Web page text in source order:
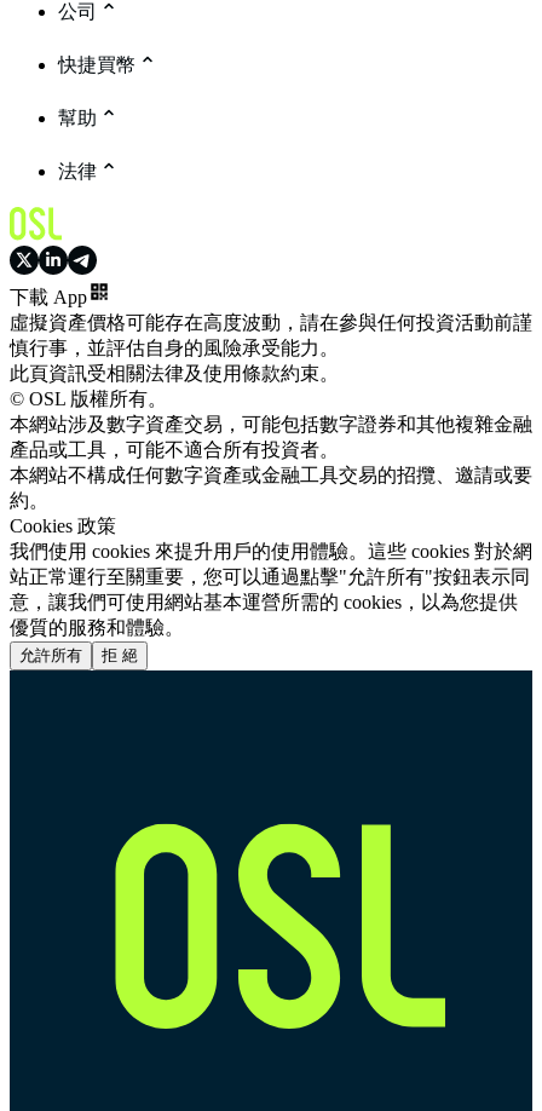
公司
快捷買幣
幫助
法律
下載 App
虛擬資產價格可能存在高度波動，請在參與任何投資活動前謹
慎行事，並評估自身的風險承受能力。
此頁資訊受相關法律及使用條款約束。
© OSL 版權所有。
本網站涉及數字資產交易，可能包括數字證券和其他複雜金融
產品或工具，可能不適合所有投資者。
本網站不構成任何數字資產或金融工具交易的招攬、邀請或要
約。
Cookies 政策
我們使用 cookies 來提升用戶的使用體驗。這些 cookies 對於網
站正常運行至關重要，您可以通過點擊"允許所有"按鈕表示同
意，讓我們可使用網站基本運營所需的 cookies，以為您提供
優質的服務和體驗。
允許所有 拒 絕